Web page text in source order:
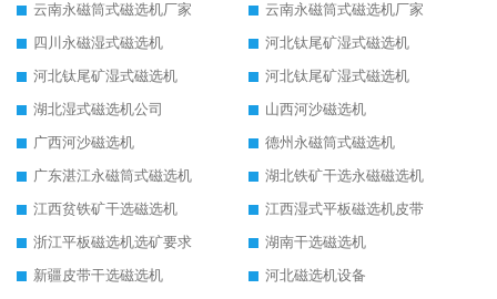
云南永磁筒式磁选机厂家
云南永磁筒式磁选机厂家
四川永磁湿式磁选机
河北钛尾矿湿式磁选机
河北钛尾矿湿式磁选机
河北钛尾矿湿式磁选机
湖北湿式磁选机公司
山西河沙磁选机
广西河沙磁选机
德州永磁筒式磁选机
广东湛江永磁筒式磁选机
湖北铁矿干选永磁磁选机
江西贫铁矿干选磁选机
江西湿式平板磁选机皮带
浙江平板磁选机选矿要求
湖南干选磁选机
新疆皮带干选磁选机
河北磁选机设备